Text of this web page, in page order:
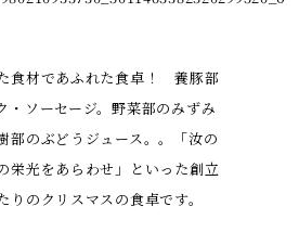
食材であふれた食卓！ 養豚部
・ソーセージ。野菜部のみずみ
部のぶどうジュース。。「汝の
栄光をあらわせ」といった創立
りのクリスマスの食卓です。